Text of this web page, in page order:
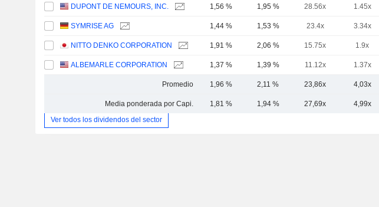
DUPONT DE NEMOURS, INC. 1,56 % 1,95 % 28.56x 1.45x
SYMRISE AG 1,44 % 1,53 % 23.4x 3.34x
NITTO DENKO CORPORATION 1,91 % 2,06 % 15.75x 1.9x
ALBEMARLE CORPORATION 1,37 % 1,39 % 11.12x 1.37x
Promedio 1,96 % 2,11 % 23,86x 4,03x
Media ponderada por Capi. 1,81 % 1,94 % 27,69x 4,99x
Ver todos los dividendos del sector